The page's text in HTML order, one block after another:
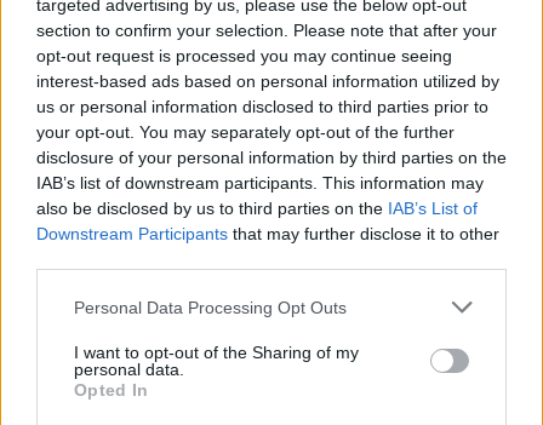
targeted advertising by us, please use the below opt-out
section to confirm your selection. Please note that after your
opt-out request is processed you may continue seeing
interest-based ads based on personal information utilized by
us or personal information disclosed to third parties prior to
your opt-out. You may separately opt-out of the further
disclosure of your personal information by third parties on the
IAB’s list of downstream participants. This information may
also be disclosed by us to third parties on the IAB’s List of
Downstream Participants that may further disclose it to other
Personal Data Processing Opt Outs
I want to opt-out of the Sharing of my
personal data.
Opted In
Ο ηθοποιός δήλωσε χαρακτηριστικά:«Όλα αυτά
που έγιναν στον δικό μας χώρο έχουν να κάνουν
κυρίως με την κατάχρηση εξουσίας όπου ο
άλλος θεωρεί ότι είναι στο απυρόβλητο και
χαίρομαι πάρα πολύ που εξελίχθηκαν έτσι τα
πράγματα και βγήκαν όλα αυτά στη φόρα. Ελπίζω
από δω και πέρα να τελειώνουμε με αυτές τις
συμπεριφορές και με τους ανθρώπους που είχαν